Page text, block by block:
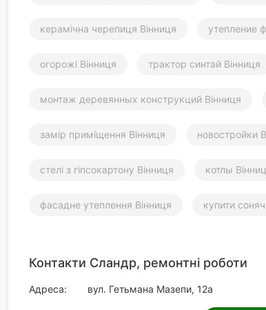
керамічна черепиця Вінниця утепление
огорожі Вінниця трактор синтай Вінниця
монтаж деревянных конструкций Вінниця
замір приміщення Вінниця новостройки
стелі з гіпсокартону Вінниця котлы
фасадне утеплення Вінниця купити
Контакти Сландр, ремонтні роботи
Адреса: вул. Гетьмана Мазепи, 12а